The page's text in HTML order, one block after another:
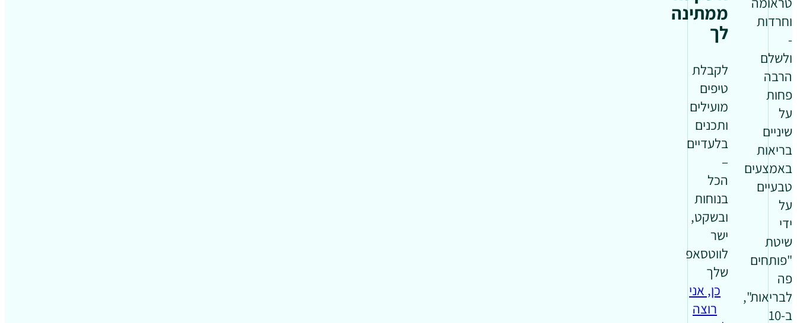
וחרדות
-
ולשלם
הרבה
פחות
על
שיניים
בריאות
באמצעים
טבעיים
על
ידי
שיטת
"פותחים
פה
לבריאות",
ב-10
ממתינה
לך
לקבלת
טיפים
מועילים
ותכנים
בלעדיים
–
הכל
בנוחות
ובשקט,
ישר
לווטסאפ
שלך
כן, אני
רוצה